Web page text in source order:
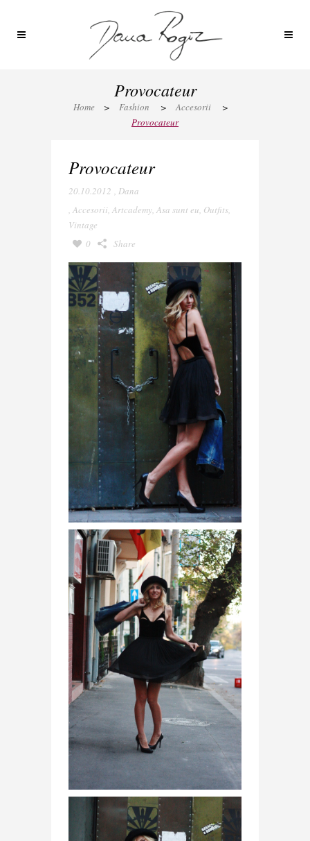
Provocateur
Home > Fashion > Accesorii
>
Provocateur
Provocateur
20.10.2012 , Dana
, Accesorii, Artcademy, Asa sunt eu, Outfits,
Vintage
0
Share